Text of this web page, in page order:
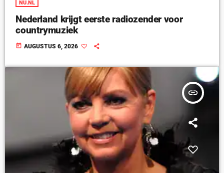
NU.NL
Nederland krijgt eerste radiozender voor
countrymuziek
today AUGUSTUS 6, 2026
insert_link